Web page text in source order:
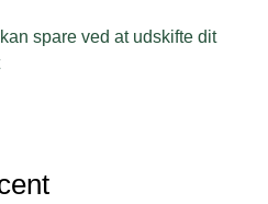
spare ved at udskifte dit